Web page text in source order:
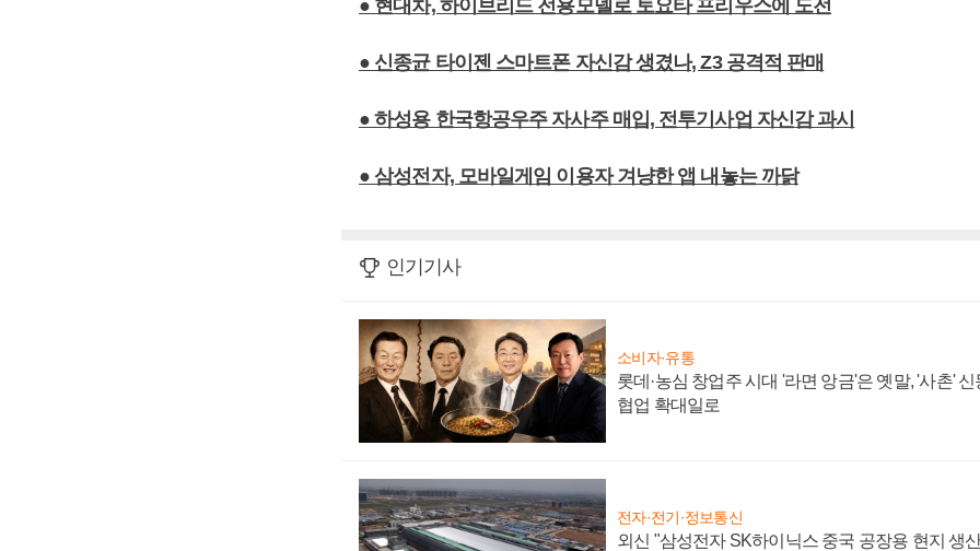
● 현대차, 하이브리드 전용모델로 토요타 프리우스에 도전
● 신종균 타이젠 스마트폰 자신감 생겼나, Z3 공격적 판매
● 하성용 한국항공우주 자사주 매입, 전투기사업 자신감 과시
● 삼성전자, 모바일게임 이용자 겨냥한 앱 내놓는 까닭
인기기사
소비자·유통
롯데·농심 창업주 시대 '라면 앙금'은 옛말, '사촌' 신
협업 확대일로
전자·전기·정보통신
외신 "삼성전자 SK하이닉스 중국 공장용 현지 생